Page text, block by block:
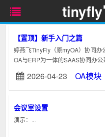
tinyfly
【置顶】新手入门之篇
婷燕飞TinyFly（原myOA）协同
OA与ERP为一体的SAAS协同办
统托管在阿里云上，安全有保障，
2026-04-23OA模块
会议室设置
演示：...